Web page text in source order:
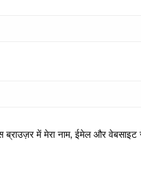
ब्राउज़र में मेरा नाम, ईमेल और